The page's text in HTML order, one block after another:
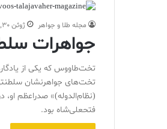
مجله طلا و جواهر ژوئن 30, 2021
جواهرات
تخت‌طاووس که یکی از
تخت‌های جواهر‌نشان
فتحعلی‌شاه بود.